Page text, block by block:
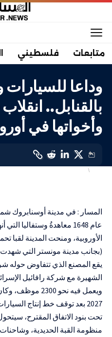
متابعات فلسطيني
وداعا للسيارات
بالقنابل..
وأخواتها في
دوليعلوم وتكنولوجيا
المسار : في مدينة أوسنابروك
الأوروبية، ومنحت المدينة لقبا
(بجانب مدينة مونستر التي شهدت
يقع المصنع الذي تتفاوض حوله
الشهيرة مع شركة رافائيل
ويعمل فيه نحو
2027 بعد توقف خط إنتاج السيارات الحالي.
تحت بنود الاتفاق المقترح،
منظومة القبة الحديدية،